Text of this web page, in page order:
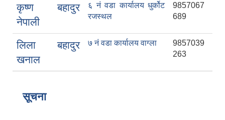
कृष्ण बहादुर
नेपाली
६ नं वडा कार्यालय धुर्कोट
रजस्थल
9857067
689
लिला बहादुर
खनाल
७ नं वडा कार्यालय वाग्ला
9857039
263
सूचना